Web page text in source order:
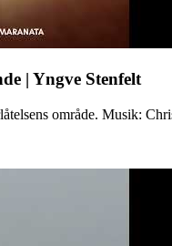
| Yngve Stenfelt
område. Musik: